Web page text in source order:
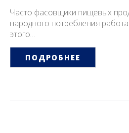
Часто фасовщики пищевых
народного потребления
этого…
ПОДРОБНЕЕ